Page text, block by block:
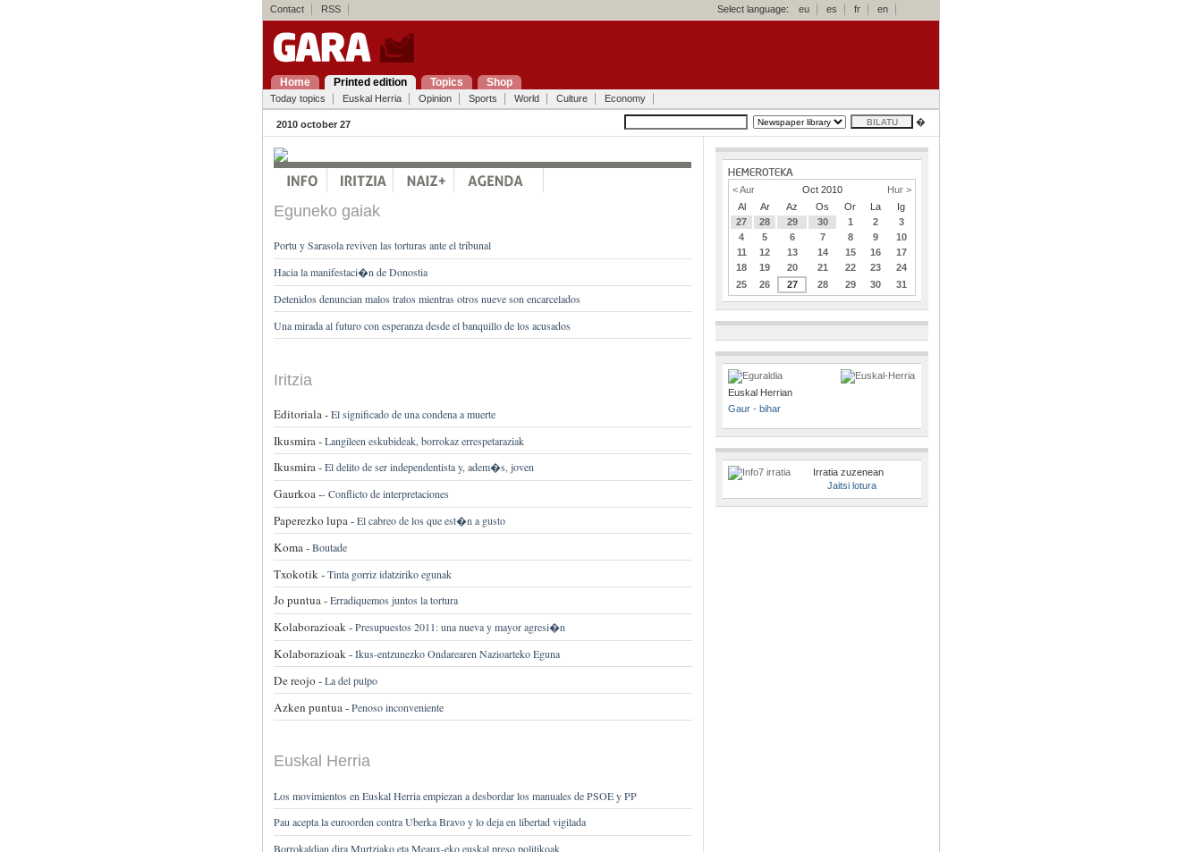
Contact RSS Select language: eu es fr en
Home Printed edition Topics Shop
Today topics Euskal Herria Opinion Sports World Culture Economy
2010 october 27 �
Eguneko gaiak
Portu y Sarasola reviven las torturas ante el tribunal
Hacia la manifestaci�n de Donostia
Detenidos denuncian malos tratos mientras otros nueve son encarcelados
Una mirada al futuro con esperanza desde el banquillo de los acusados
Iritzia
Editoriala -El significado de una condena a muerte
Ikusmira -Langileen eskubideak, borrokaz errespetaraziak
Ikusmira -El delito de ser independentista y, adem�s, joven
Gaurkoa --Conflicto de interpretaciones
Paperezko lupa -El cabreo de los que est�n a gusto
Koma -Boutade
Txokotik -Tinta gorriz idatziriko egunak
Jo puntua -Erradiquemos juntos la tortura
Kolaborazioak -Presupuestos 2011: una nueva y mayor agresi�n
Kolaborazioak -Ikus-entzunezko Ondarearen Nazioarteko Eguna
De reojo -La del pulpo
Azken puntua -Penoso inconveniente
Euskal Herria
Los movimientos en Euskal Herria empiezan a desbordar los manuales de PSOE y PP
Pau acepta la euroorden contra Uberka Bravo y lo deja en libertad vigilada
Borrokaldian dira Murtziako eta Meaux-eko euskal preso politikoak
< Aur Oct 2010
Hur >
Al
Ar Az Os Or La
Ig
27
28 29 30 1 2
3
4
5 6 7 8 9
10
11
12 13 14 15 16
17
18
19 20 21 22 23
24
25
26 27 28 29 30 31
Euskal Herrian
Gaur - bihar
Irratia zuzenean
Jaitsi lotura